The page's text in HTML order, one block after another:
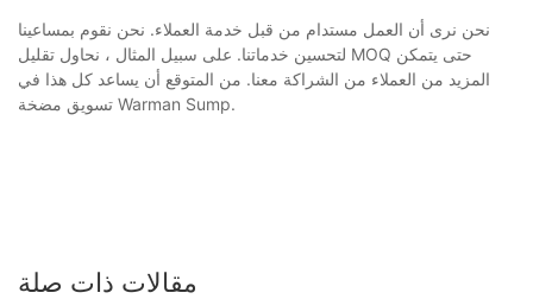
نحن نرى أن العمل مستدام من قبل خدمة العملاء. نحن نقوم بمساعينا
لتحسين خدماتنا. على سبيل المثال ، نحاول تقليل MOQ حتى يتمكن
المزيد من العملاء من الشراكة معنا. من المتوقع أن يساعد كل هذا في
تسويق مضخة Warman Sump.
مقالات ذات صلة